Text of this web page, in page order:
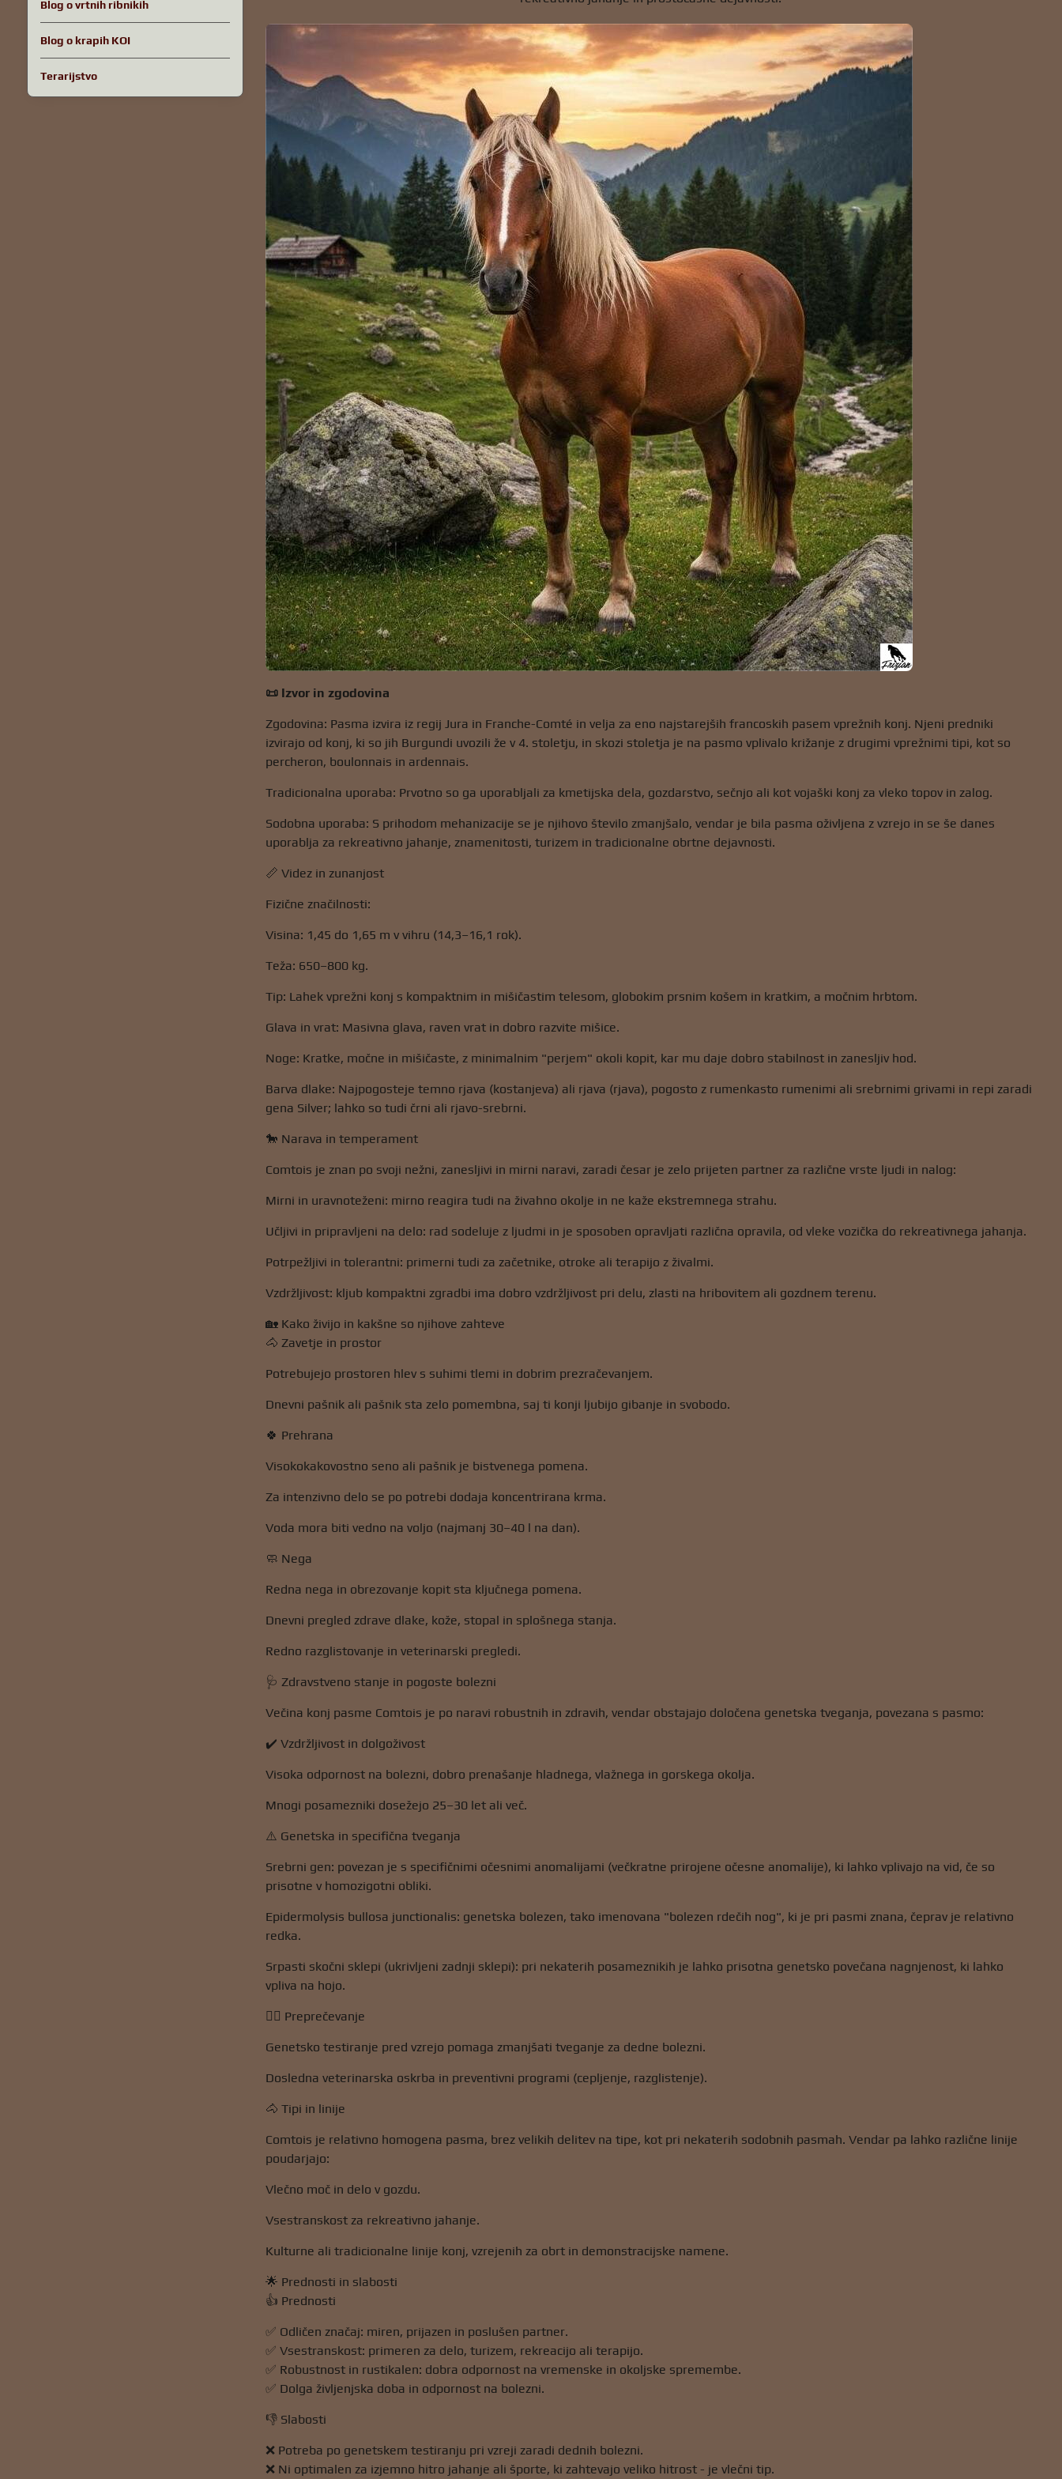
📜 Izvor in zgodovina
Zgodovina: Pasma izvira iz regij Jura in Franche-Comté in velja za eno najstarejših francoskih pasem vprežnih konj. Njeni predniki
izvirajo od konj, ki so jih Burgundi uvozili že v 4. stoletju, in skozi stoletja je na pasmo vplivalo križanje z drugimi vprežnimi tipi, kot so
percheron, boulonnais in ardennais.
Tradicionalna uporaba: Prvotno so ga uporabljali za kmetijska dela, gozdarstvo, sečnjo ali kot vojaški konj za vleko topov in zalog.
Sodobna uporaba: S prihodom mehanizacije se je njihovo število zmanjšalo, vendar je bila pasma oživljena z vzrejo in se še danes
uporablja za rekreativno jahanje, znamenitosti, turizem in tradicionalne obrtne dejavnosti.
📏 Videz in zunanjost
Fizične značilnosti:
Visina: 1,45 do 1,65 m v vihru (14,3–16,1 rok).
Teža: 650–800 kg.
Tip: Lahek vprežni konj s kompaktnim in mišičastim telesom, globokim prsnim košem in kratkim, a močnim hrbtom.
Glava in vrat: Masivna glava, raven vrat in dobro razvite mišice.
Noge: Kratke, močne in mišičaste, z minimalnim "perjem" okoli kopit, kar mu daje dobro stabilnost in zanesljiv hod.
Barva dlake: Najpogosteje temno rjava (kostanjeva) ali rjava (rjava), pogosto z rumenkasto rumenimi ali srebrnimi grivami in repi zaradi
gena Silver; lahko so tudi črni ali rjavo-srebrni.
🐎 Narava in temperament
Comtois je znan po svoji nežni, zanesljivi in ​​mirni naravi, zaradi česar je zelo prijeten partner za različne vrste ljudi in nalog:
Mirni in uravnoteženi: mirno reagira tudi na živahno okolje in ne kaže ekstremnega strahu.
Učljivi in ​​pripravljeni na delo: rad sodeluje z ljudmi in je sposoben opravljati različna opravila, od vleke vozička do rekreativnega jahanja.
Potrpežljivi in ​​tolerantni: primerni tudi za začetnike, otroke ali terapijo z živalmi.
Vzdržljivost: kljub kompaktni zgradbi ima dobro vzdržljivost pri delu, zlasti na hribovitem ali gozdnem terenu.
🏡 Kako živijo in kakšne so njihove zahteve
🐴 Zavetje in prostor
Potrebujejo prostoren hlev s suhimi tlemi in dobrim prezračevanjem.
Dnevni pašnik ali pašnik sta zelo pomembna, saj ti konji ljubijo gibanje in svobodo.
🍀 Prehrana
Visokokakovostno seno ali pašnik je bistvenega pomena.
Za intenzivno delo se po potrebi dodaja koncentrirana krma.
Voda mora biti vedno na voljo (najmanj 30–40 l na dan).
🧼 Nega
Redna nega in obrezovanje kopit sta ključnega pomena.
Dnevni pregled zdrave dlake, kože, stopal in splošnega stanja.
Redno razglistovanje in veterinarski pregledi.
🩺 Zdravstveno stanje in pogoste bolezni
Večina konj pasme Comtois je po naravi robustnih in zdravih, vendar obstajajo določena genetska tveganja, povezana s pasmo:
✔️ Vzdržljivost in dolgoživost
Visoka odpornost na bolezni, dobro prenašanje hladnega, vlažnega in gorskega okolja.
Mnogi posamezniki dosežejo 25–30 let ali več.
⚠️ Genetska in specifična tveganja
Srebrni gen: povezan je s specifičnimi očesnimi anomalijami (večkratne prirojene očesne anomalije), ki lahko vplivajo na vid, če so
prisotne v homozigotni obliki.
Epidermolysis bullosa junctionalis: genetska bolezen, tako imenovana "bolezen rdečih nog", ki je pri pasmi znana, čeprav je relativno
redka.
Srpasti skočni sklepi (ukrivljeni zadnji sklepi): pri nekaterih posameznikih je lahko prisotna genetsko povečana nagnjenost, ki lahko
vpliva na hojo.
👩‍⚕️ Preprečevanje
Genetsko testiranje pred vzrejo pomaga zmanjšati tveganje za dedne bolezni.
Dosledna veterinarska oskrba in preventivni programi (cepljenje, razglistenje).
🐴 Tipi in linije
Comtois je relativno homogena pasma, brez velikih delitev na tipe, kot pri nekaterih sodobnih pasmah. Vendar pa lahko različne linije
poudarjajo:
Vlečno moč in delo v gozdu.
Vsestranskost za rekreativno jahanje.
Kulturne ali tradicionalne linije konj, vzrejenih za obrt in demonstracijske namene.
🌟 Prednosti in slabosti
👍 Prednosti
✅ Odličen značaj: miren, prijazen in poslušen partner.
✅ Vsestranskost: primeren za delo, turizem, rekreacijo ali terapijo.
✅ Robustnost in rustikalen: dobra odpornost na vremenske in okoljske spremembe.
✅ Dolga življenjska doba in odpornost na bolezni.
👎 Slabosti
❌ Potreba po genetskem testiranju pri vzreji zaradi dednih bolezni.
❌ Ni optimalen za izjemno hitro jahanje ali športe, ki zahtevajo veliko hitrost - je vlečni tip.
Blog o vrtnih ribnikih
Blog o krapih KOI
Terarijstvo